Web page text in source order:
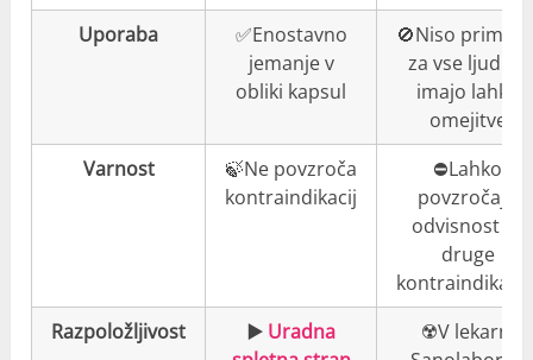
Uporaba
✅Enostavno
jemanje v
obliki kapsul
🚫Niso
za vse ljudi in
imajo lahko
omejitve
Varnost
🍃Ne povzroča
kontraindikacij
⛔️Lahko
povzročajo
odvisnost ali
druge
Razpoložljivost
▶️ Uradna
☢️V lekarni